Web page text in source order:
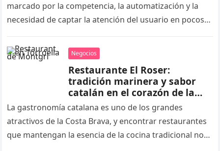
marcado por la competencia, la automatización y la
necesidad de captar la atención del usuario en pocos
Negocios
Restaurante El Roser:
tradición marinera y sabor
catalán en el corazón de la
Costa Brava, Torroella de
Montgrí
La gastronomía catalana es uno de los grandes
atractivos de la Costa Brava, y encontrar restaurantes
que mantengan la esencia de la cocina tradicional no